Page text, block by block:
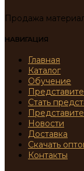
Продажа
НАВИГАЦИЯ
Главная
Каталог
Обучение
Стать
Новости
Доставка
Скачать
Контакты